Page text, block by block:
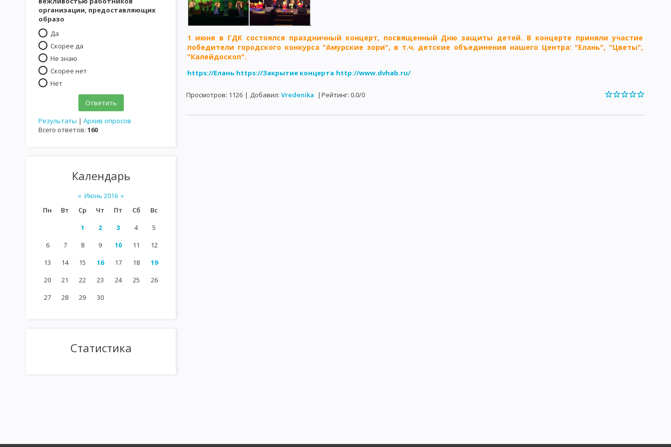
организации, предоставляющих
образо
Да
Скорее да
Не знаю
Скорее нет
Нет
Результаты | Архив опросов
Всего ответов: 160
Календарь
« Июнь 2016 »
Пн
Вт Ср Чт Пт Сб
Вс
1
2 3 4
5
6
7 8 9 10 11
12
13
14 15 16 17 18
19
20
21 22 23 24 25
26
27
28 29 30
Статистика
1 июня в ГДК состоялся праздничный концерт, посвященный Дню защиты детей. В концерте приняли участие
победители городского конкурса "Амурские зори", в т.ч. детские объединения нашего Центра: "Елань", "Цветы",
"Калейдоскоп".
https://Елань https://Закрытие концерта http://www.dvhab.ru/
Просмотров: 1126 | Добавил: Vredenika | Рейтинг: 0.0/0